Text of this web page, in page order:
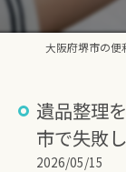
遺品整理
市で失敗
2026/05/15